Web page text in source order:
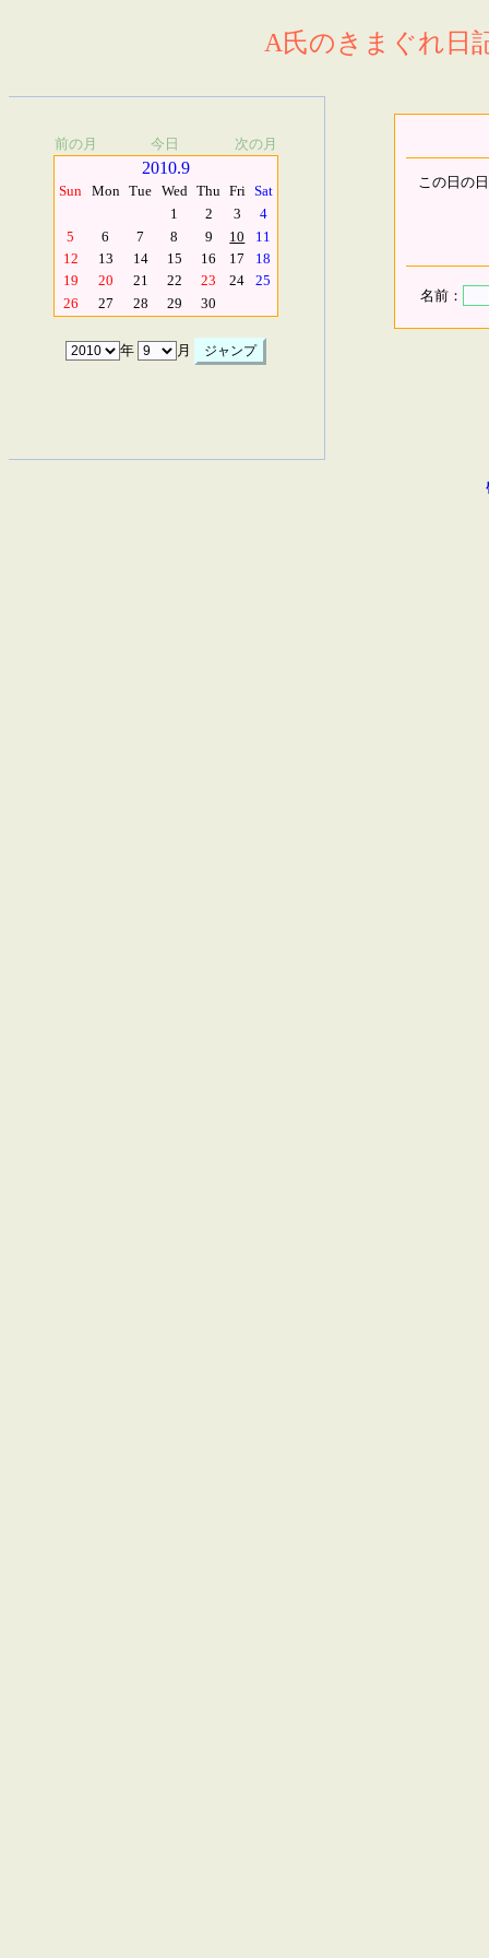
A氏のきまぐれ日
前の月 今日 次の月
2010.9
Sun Mon Tue Wed Thu Fri Sat
1
2 3
4
5
6 7 8 9 10
11
12
13 14 15 16 17
18
19
20 21 22 23 24
25
26
27 28 29 30
年 月
この日の
名前：